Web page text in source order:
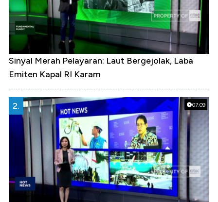
Sinyal Merah Pelayaran: Laut Bergejolak, Laba
Emiten Kapal RI Karam
07:09
2.